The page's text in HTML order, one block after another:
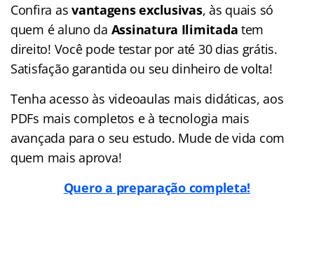
Confira as vantagens exclusivas, às quais só
quem é aluno da Assinatura Ilimitada tem
direito! Você pode testar por até 30 dias grátis.
Satisfação garantida ou seu dinheiro de volta!
Tenha acesso às videoaulas mais didáticas, aos
PDFs mais completos e à tecnologia mais
avançada para o seu estudo. Mude de vida com
quem mais aprova!
Quero a preparação completa!